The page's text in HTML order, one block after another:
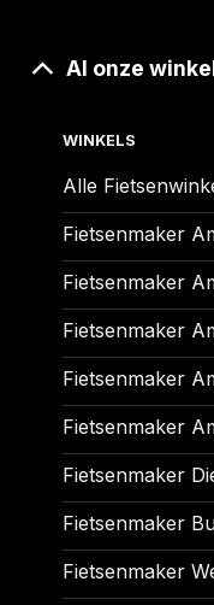
Al onze
WINKELS
Alle
Fietsenmaker
Fietsenmaker
Fietsenmaker
Fietsenmaker
Fietsenmaker
Fietsenmaker
Fietsenmaker
Fietsenmaker